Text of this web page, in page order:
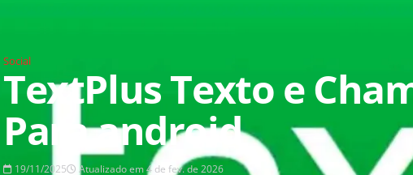
Social
TextPlus Texto e
Para android
19/11/2025 Atualizado em 4 de fev. de 2026